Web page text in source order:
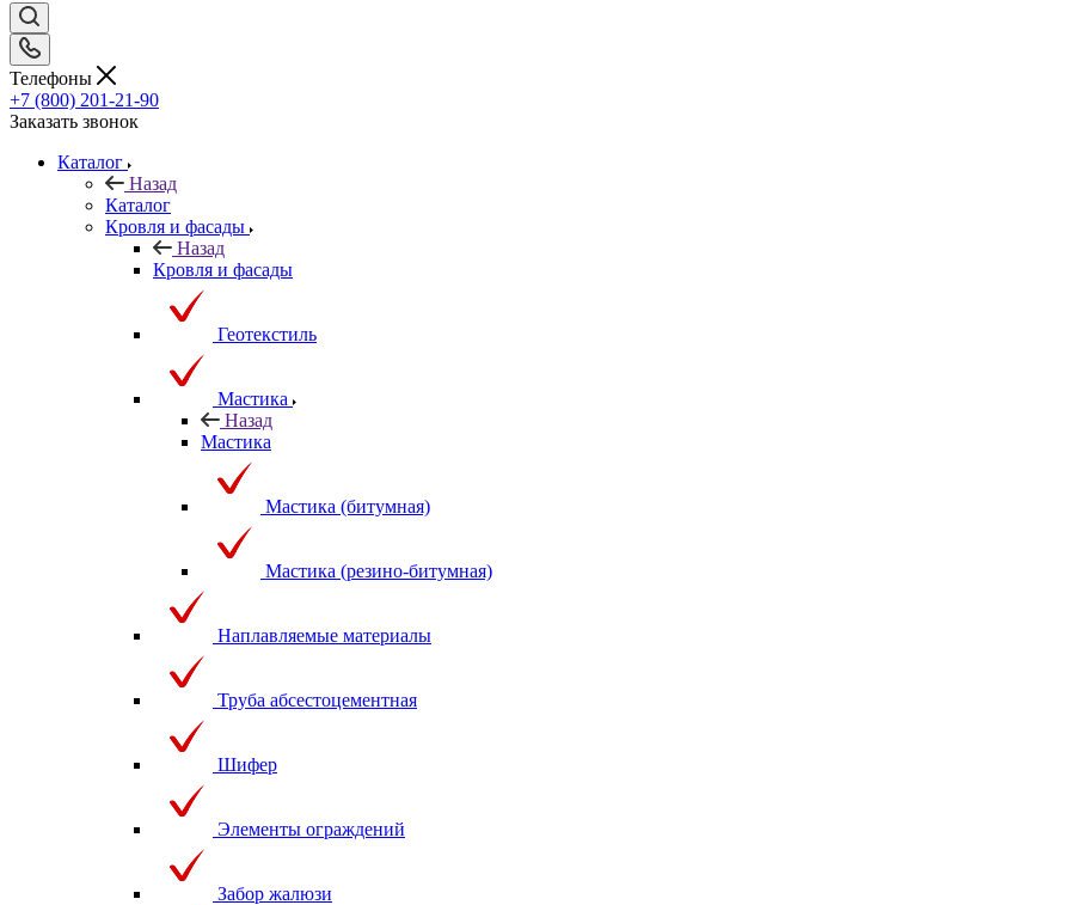
Телефоны
+7 (800) 201-21-90
Заказать звонок
Каталог
Назад
Каталог
Кровля и фасады
Назад
Кровля и фасады
Геотекстиль
Мастика
Назад
Мастика
Мастика (битумная)
Мастика (резино-битумная)
Наплавляемые материалы
Труба абсестоцементная
Шифер
Элементы ограждений
Забор жалюзи